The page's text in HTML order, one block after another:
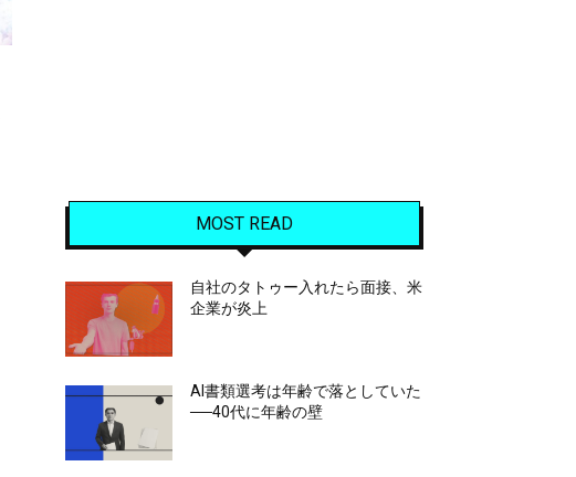
MOST READ
自社のタトゥー入れたら面接、米
企業が炎上
AI書類選考は年齢で落としていた
──40代に年齢の壁